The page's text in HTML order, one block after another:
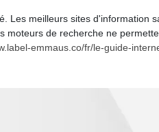
Les meilleurs sites d'information
moteurs de recherche ne
emmaus.co/fr/le-guide-